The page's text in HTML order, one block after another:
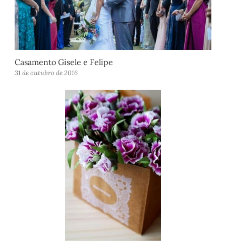
Casamento Gisele e Felipe
31 de outubro de 2016